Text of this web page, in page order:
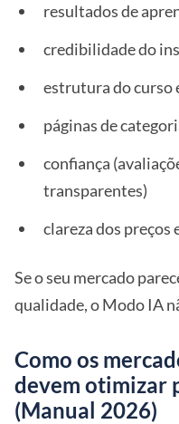
resultados de
credibilidade do
estrutura do curso
páginas de
confiança
transparentes)
clareza dos preços
Se o seu mercado
qualidade, o Modo IA
Como os
devem otimizar
(Manual 2026)